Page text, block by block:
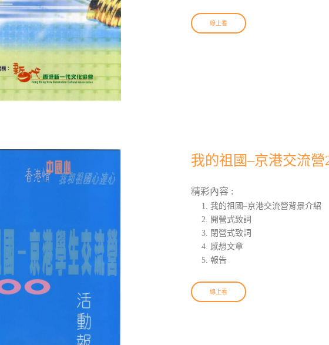
線上看
我的祖國–京港交流營
精彩內容 :
我的祖國–京港交流營背景介紹
開營式致詞
閉營式致詞
感想文章
報告
線上看